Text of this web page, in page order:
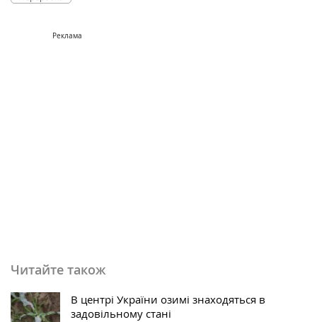
Реклама
Читайте також
В центрі України озимі знаходяться в
задовільному стані